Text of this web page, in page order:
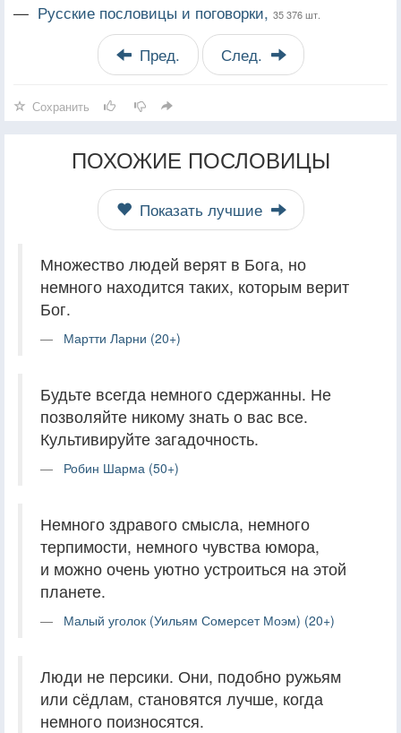
— Русские пословицы и поговорки, 35 376 шт.
Пред. След.
Сохранить
ПОХОЖИЕ ПОСЛОВИЦЫ
Показать лучшие
Множество людей верят в Бога, но
немного находится таких, которым верит
Бог.
Мартти Ларни (20+)
Будьте всегда немного сдержанны. Не
позволяйте никому знать о вас все.
Культивируйте загадочность.
Робин Шарма (50+)
Немного здравого смысла, немного
терпимости, немного чувства юмора,
и можно очень уютно устроиться на этой
планете.
Малый уголок (Уильям Сомерсет Моэм) (20+)
Люди не персики. Они, подобно ружьям
или сёдлам, становятся лучше, когда
немного поизносятся.